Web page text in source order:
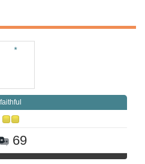
faithful
69